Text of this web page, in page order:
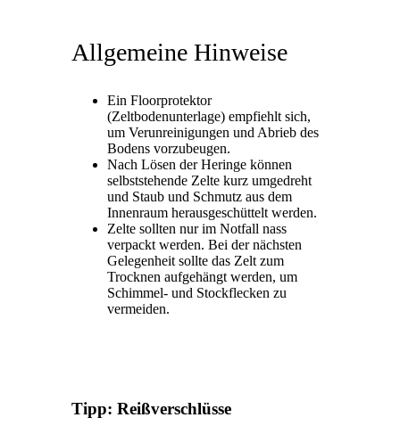
Allgemeine Hinweise
Ein Floorprotektor
(Zeltbodenunterlage) empfiehlt sich,
um Verunreinigungen und Abrieb des
Bodens vorzubeugen.
Nach Lösen der Heringe können
selbststehende Zelte kurz umgedreht
und Staub und Schmutz aus dem
Innenraum herausgeschüttelt werden.
Zelte sollten nur im Notfall nass
verpackt werden. Bei der nächsten
Gelegenheit sollte das Zelt zum
Trocknen aufgehängt werden, um
Schimmel- und Stockflecken zu
vermeiden.
Tipp: Reißverschlüsse